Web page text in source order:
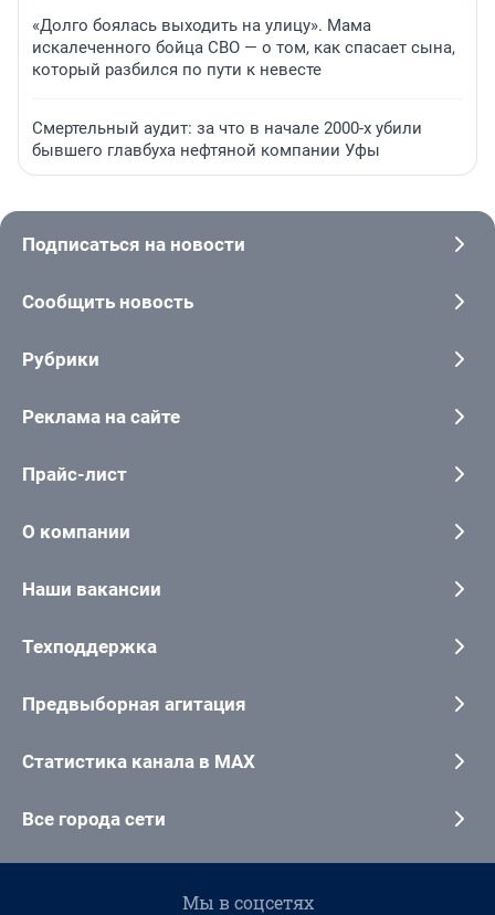
«Долго боялась выходить на улицу». Мама
искалеченного бойца СВО — о том, как спасает сына,
который разбился по пути к невесте
Смертельный аудит: за что в начале 2000-х убили
бывшего главбуха нефтяной компании Уфы
Подписаться на новости
Сообщить новость
Рубрики
Реклама на сайте
Прайс-лист
О компании
Наши вакансии
Техподдержка
Предвыборная агитация
Статистика канала в MAX
Все города сети
Мы в соцсетях